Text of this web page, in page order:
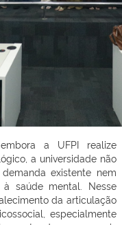
a UFPI realize
a universidade não
existente nem
saúde mental. Nesse
da articulação
especialmente